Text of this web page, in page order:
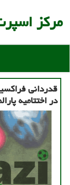
مركز
قدردانی
در اختتامیه